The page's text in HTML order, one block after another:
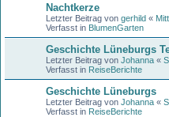
Nachtkerze
Letzter Beitrag von gerhild «
Verfasst in BlumenGarten
Geschichte Lüneburgs
Letzter Beitrag von Johanna «
Verfasst in ReiseBerichte
Geschichte Lüneburgs
Letzter Beitrag von Johanna «
Verfasst in ReiseBerichte